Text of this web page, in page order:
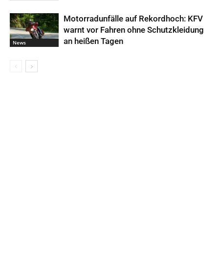
News
Motorradunfälle auf Rekordhoch: KFV
warnt vor Fahren ohne Schutzkleidung
an heißen Tagen